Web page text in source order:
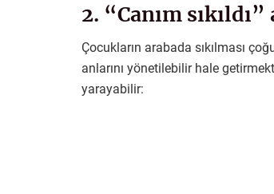
2. “Canım
Çocukların arabada sıkılması
anlarını yönetilebilir hale
yarayabilir: